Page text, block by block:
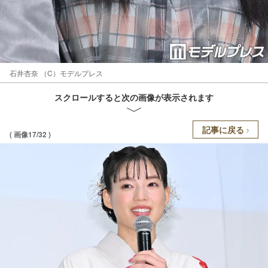
石井杏奈 （C）モデルプレス
スクロールすると次の画像が表示されます
( 画像17/32 ) 記事に戻る